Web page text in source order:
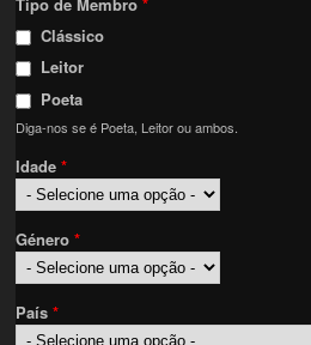
Clássico
Leitor
Poeta
Diga-nos se é Poeta, Leitor ou ambos.
Idade*
Género*
País*